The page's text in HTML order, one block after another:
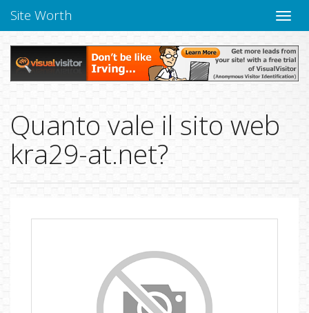
Chiudi
Site Worth
Quanto vale il sito web
kra29-at.net?